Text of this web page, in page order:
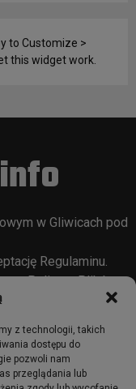
z technologii, takich
dostępu do
pozwoli nam
przeglądania lub
to Customize >
this widget work.
w Gliwicach pod
Regulaminu.
wPolityce Plików